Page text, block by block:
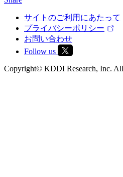
サイトのご利用にあたって
プライバシーポリシー
お問い合わせ
Follow us
Copyright© KDDI Research, Inc. All